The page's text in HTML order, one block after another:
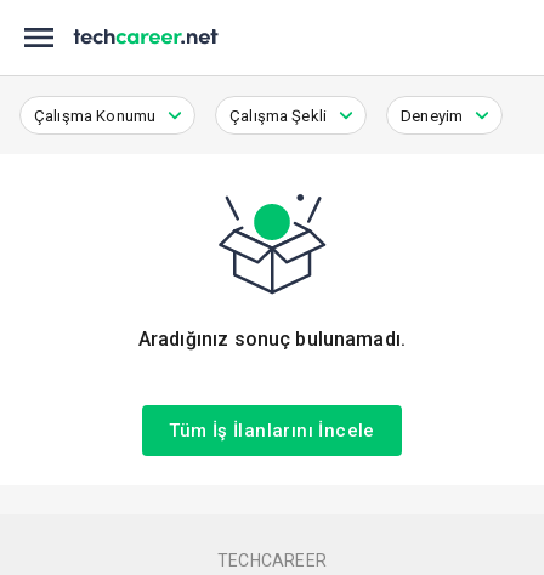
Çalışma Konumu Çalışma Şekli Deneyim
Aradığınız sonuç bulunamadı.
Tüm İş İlanlarını İncele
TECHCAREER